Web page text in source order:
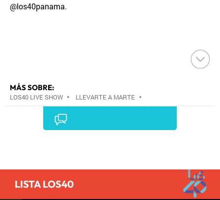
@los40panama.
MÁS SOBRE:
LOS40 LIVE SHOW • LLEVARTE A MARTE •
CONCIERTOS•LOS40•GRUPOS MÚSICA•
EVENTOS MUSICALES
•RADIO•AGENDA•PRISA MEDIA•
COMUNICACIÓN•COMUNICACIÓN•
LISTA LOS40